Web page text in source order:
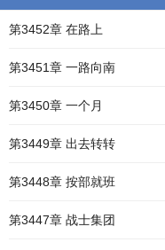
第3452章 在路上
第3451章 一路向南
第3450章 一个月
第3449章 出去转转
第3448章 按部就班
第3447章 战士集团